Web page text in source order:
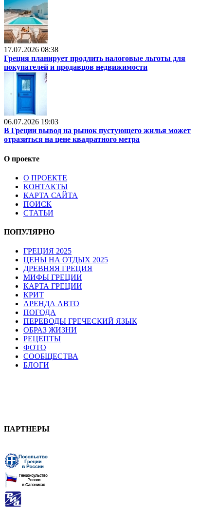
17.07.2026 08:38
Греция планирует продлить налоговые льготы для
покупателей и продавцов недвижимости
06.07.2026 19:03
В Греции вывод на рынок пустующего жилья может
отразиться на цене квадратного метра
О проекте
О ПРОЕКТЕ
КОНТАКТЫ
КАРТА САЙТА
ПОИСК
СТАТЬИ
ПОПУЛЯРНО
ГРЕЦИЯ 2025
ЦЕНЫ НА ОТДЫХ 2025
ДРЕВНЯЯ ГРЕЦИЯ
МИФЫ ГРЕЦИИ
КАРТА ГРЕЦИИ
КРИТ
АРЕНДА АВТО
ПОГОДА
ПЕРЕВОДЫ ГРЕЧЕСКИЙ ЯЗЫК
ОБРАЗ ЖИЗНИ
РЕЦЕПТЫ
ФОТО
СООБЩЕСТВА
БЛОГИ
ПАРТНЕРЫ